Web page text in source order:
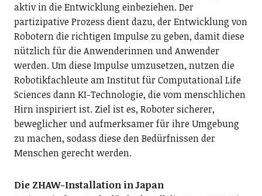
aktiv in die Entwicklung einbeziehen. Der
partizipative Prozess dient dazu, der Entwicklung von
Robotern die richtigen Impulse zu geben, damit diese
nützlich für die Anwenderinnen und Anwender
werden. Um diese Impulse umzusetzen, nutzen die
Robotikfachleute am Institut für Computational Life
Sciences dann KI-Technologie, die vom menschlichen
Hirn inspiriert ist. Ziel ist es, Roboter sicherer,
beweglicher und aufmerksamer für ihre Umgebung
zu machen, sodass diese den Bedürfnissen der
Menschen gerecht werden.
Die ZHAW-Installation in Japan